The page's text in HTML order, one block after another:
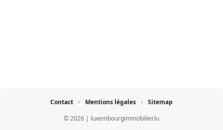
© 2026 | luxembourgimmobilier.lu
Contact Mentions légales Sitemap